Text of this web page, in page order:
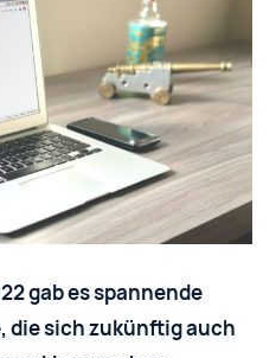
gab es spannende
die sich zukünftig auch